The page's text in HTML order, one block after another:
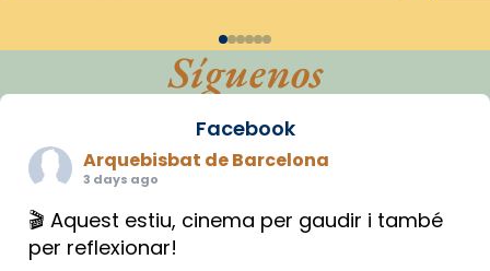
Síguenos
Facebook
Arquebisbat de Barcelona
3 days ago
🎬 Aquest estiu, cinema per gaudir i també
per reflexionar!